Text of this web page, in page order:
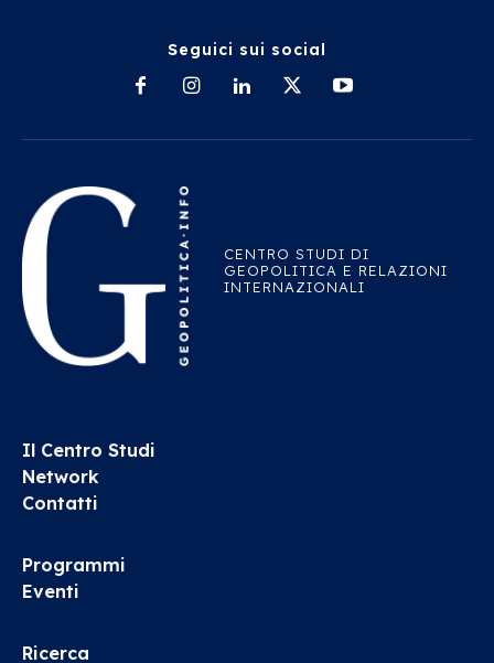
Seguici sui social
CENTRO STUDI DI
GEOPOLITICA E RELAZIONI
INTERNAZIONALI
Il Centro Studi
Network
Contatti
Programmi
Eventi
Ricerca